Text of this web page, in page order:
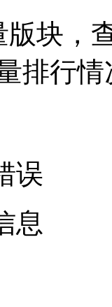
版块，
排行情
误
息